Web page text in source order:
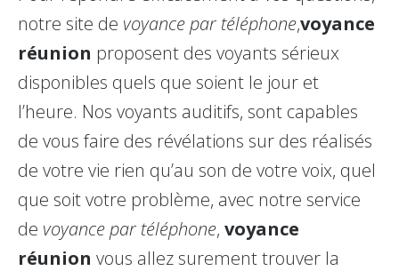
notre site de voyance par téléphone,voyance
réunion proposent des voyants sérieux
disponibles quels que soient le jour et
l’heure. Nos voyants auditifs, sont capables
de vous faire des révélations sur des réalisés
de votre vie rien qu’au son de votre voix, quel
que soit votre problème, avec notre service
de voyance par téléphone, voyance
réunion vous allez surement trouver la